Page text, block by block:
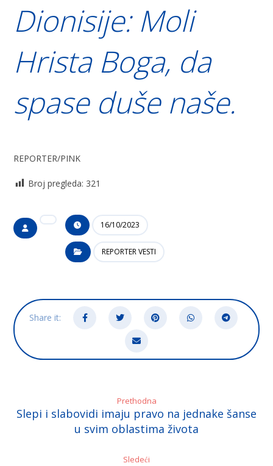
Dionisije: Moli
Hrista Boga, da
spase duše naše.
REPORTER/PINK
Broj pregleda: 321
16/10/2023
REPORTER VESTI
Prethodna
Slepi i slabovidi imaju pravo na jednake šanse
u svim oblastima života
Sledeći